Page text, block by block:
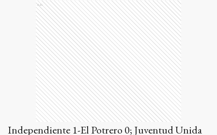
Ads
Independiente 1-El Potrero 0; Juventud Unida